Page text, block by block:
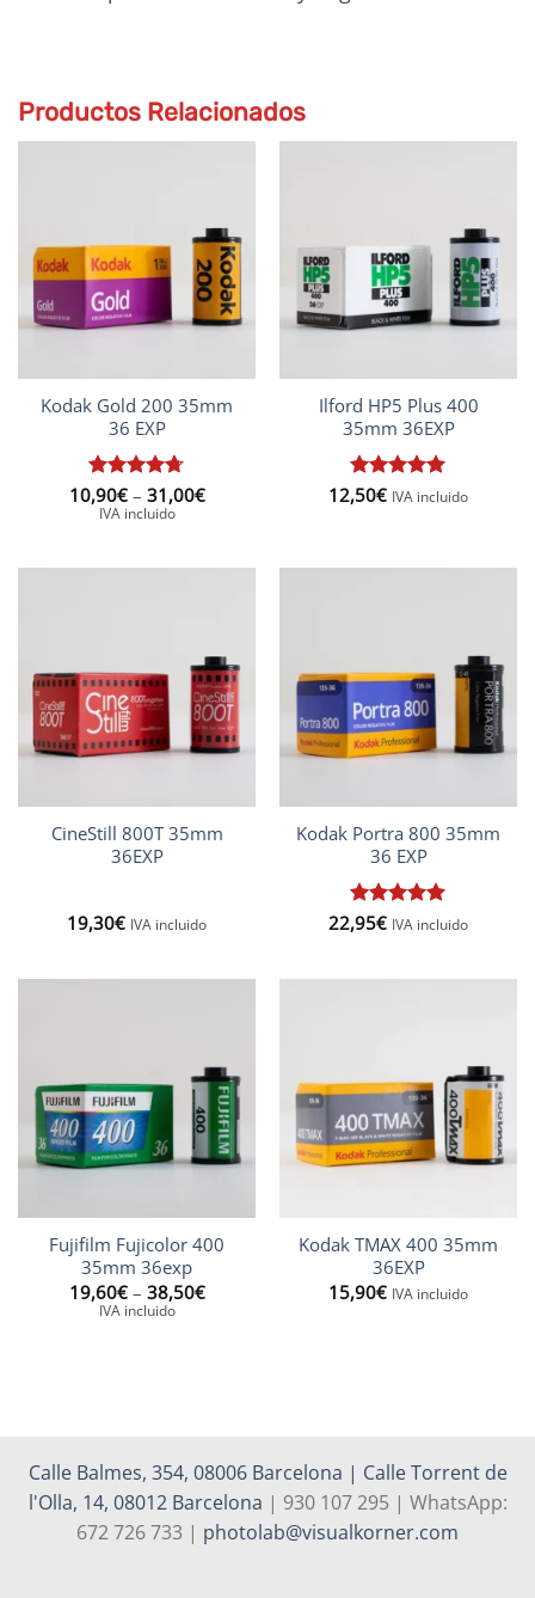
Productos Relacionados
Kodak Gold 200 35mm
36 EXP
Rated
4.67
out of 5
10,90€ – 31,00€Price
range:
IVA incluido
Ilford HP5 Plus 400
35mm 36EXP
Rated5
12,50€ IVA incluido
CineStill 800T 35mm
36EXP
19,30€ IVA incluido
Kodak Portra 800 35mm
36 EXP
Rated5
22,95€ IVA incluido
Fujifilm Fujicolor 400
35mm 36exp
19,60€ – 38,50€Price
range:
IVA incluido
Kodak TMAX 400 35mm
36EXP
15,90€ IVA incluido
Calle Balmes, 354, 08006 Barcelona | Calle Torrent de
l'Olla, 14, 08012 Barcelona | 930 107 295 | WhatsApp:
672 726 733 | photolab@visualkorner.com